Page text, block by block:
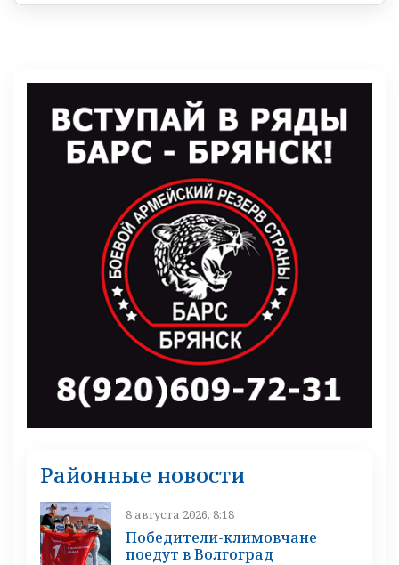
Районные новости
8 августа 2026, 8:18
Победители-климовчане
поедут в Волгоград